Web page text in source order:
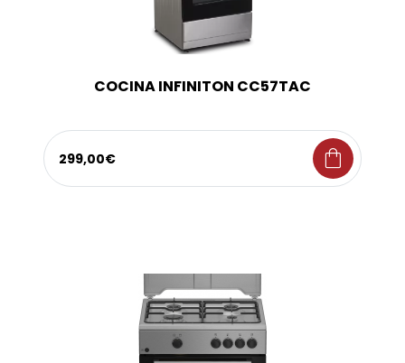
COCINA INFINITON CC57TAC
299,00€ shopping_bag